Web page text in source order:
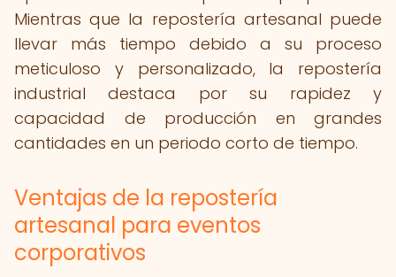
Mientras que la repostería artesanal puede
llevar más tiempo debido a su proceso
meticuloso y personalizado, la repostería
industrial destaca por su rapidez y
capacidad de producción en grandes
cantidades en un periodo corto de tiempo.
Ventajas de la repostería
artesanal para eventos
corporativos